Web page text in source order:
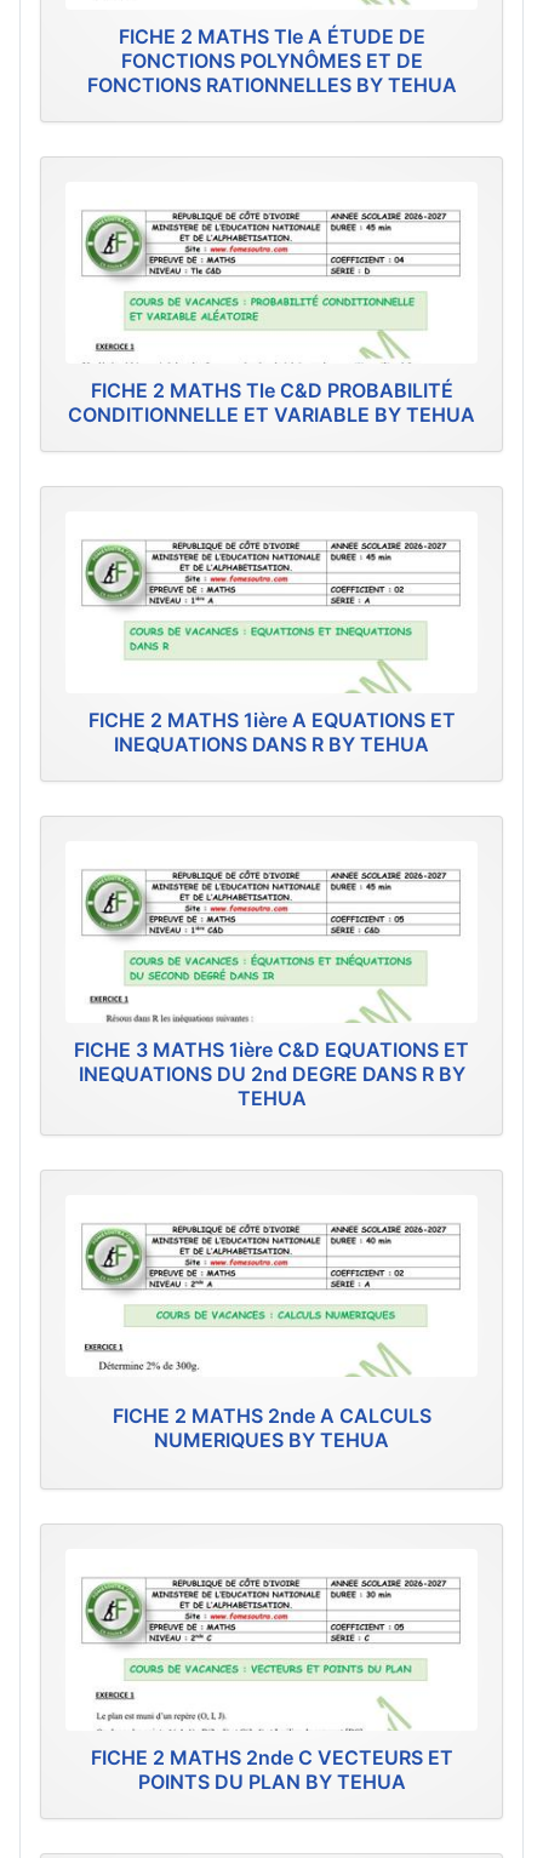
FICHE 2 MATHS Tle A ÉTUDE DE
FONCTIONS POLYNÔMES ET DE
FONCTIONS RATIONNELLES BY TEHUA
FICHE 2 MATHS Tle C&D PROBABILITÉ
CONDITIONNELLE ET VARIABLE BY TEHUA
FICHE 2 MATHS 1ière A EQUATIONS ET
INEQUATIONS DANS R BY TEHUA
FICHE 3 MATHS 1ière C&D EQUATIONS ET
INEQUATIONS DU 2nd DEGRE DANS R BY
TEHUA
FICHE 2 MATHS 2nde A CALCULS
NUMERIQUES BY TEHUA
FICHE 2 MATHS 2nde C VECTEURS ET
POINTS DU PLAN BY TEHUA